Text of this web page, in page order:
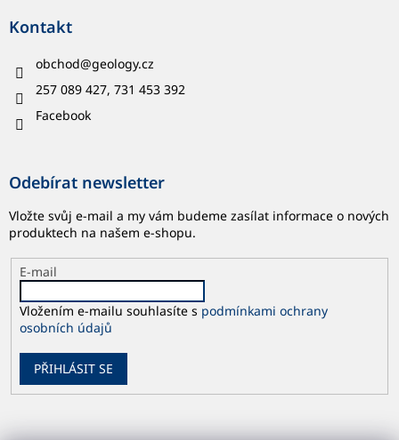
Kontakt
obchod@geology.cz
257 089 427, 731 453 392
Facebook
Odebírat newsletter
Vložte svůj e-mail a my vám budeme zasílat informace o nových
produktech na našem e-shopu.
E-mail
Vložením e-mailu souhlasíte s podmínkami ochrany
osobních údajů
PŘIHLÁSIT SE